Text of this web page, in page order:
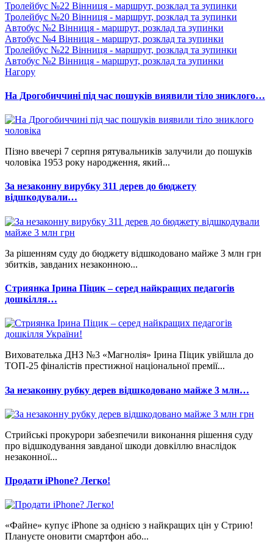
Тролейбус №22 Вінниця - маршрут, розклад та зупинки
Тролейбус №20 Вінниця - маршрут, розклад та зупинки
Автобус №2 Вінниця - маршрут, розклад та зупинки
Автобус №4 Вінниця - маршрут, розклад та зупинки
Тролейбус №22 Вінниця - маршрут, розклад та зупинки
Автобус №2 Вінниця - маршрут, розклад та зупинки
Нагору
На Дрогобиччині під час пошуків виявили тіло зниклого…
Пізно ввечері 7 серпня рятувальників залучили до пошуків
чоловіка 1953 року народження, який...
За незаконну вирубку 311 дерев до бюджету
відшкодували…
За рішенням суду до бюджету відшкодовано майже 3 млн грн
збитків, завданих незаконною...
Стриянка Ірина Піцик – серед найкращих педагогів
дошкілля…
Вихователька ДНЗ №3 «Магнолія» Ірина Піцик увійшла до
ТОП-25 фіналістів престижної національної премії...
За незаконну рубку дерев відшкодовано майже 3 млн…
Стрийські прокурори забезпечили виконання рішення суду
про відшкодування завданої шкоди довкіллю внаслідок
незаконної...
Продати iPhone? Легко!
«Файне» купує iPhone за однією з найкращих цін у Стрию!
Плануєте оновити смартфон або...